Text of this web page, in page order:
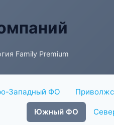
Family Premium
Западный ФО
Южный ФО